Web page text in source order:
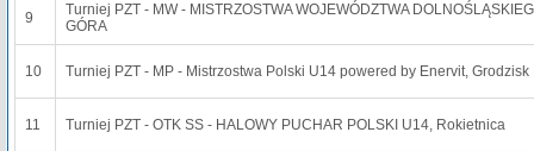
9
Turniej PZT - MW - MISTRZOSTWA WOJEWÓDZTWA
GÓRA
10 Turniej PZT - MP - Mistrzostwa Polski U14 powered by Enervit,
11 Turniej PZT - OTK SS - HALOWY PUCHAR POLSKI U14, Rokietnica